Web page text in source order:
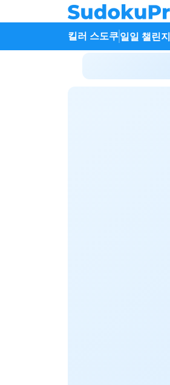
킬러 스도쿠일일 챌린지